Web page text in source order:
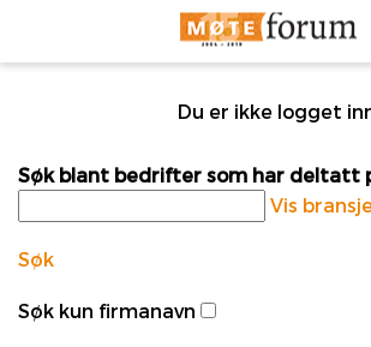
Du er ikke logget
Søk blant bedrifter som har deltatt
Vis
Søk
Søk kun firmanavn